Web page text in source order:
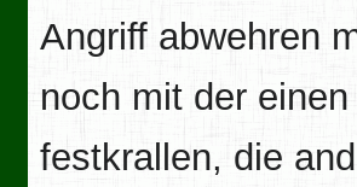
Angriff abwehren
noch mit der
festkrallen, die